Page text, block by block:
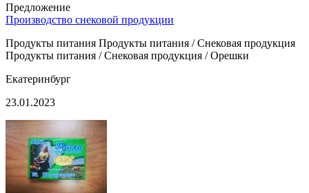
Предложение
Производство снековой продукции
Продукты питания Продукты питания / Снековая продукция
Продукты питания / Снековая продукция / Орешки
Екатеринбург
23.01.2023